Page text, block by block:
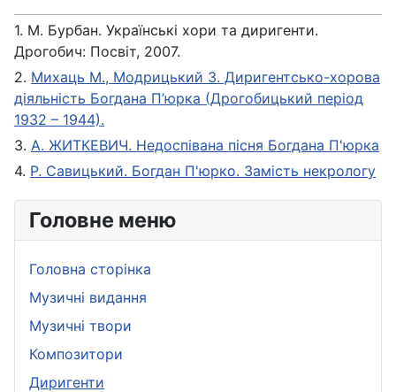
Головне меню
Головна сторінка
Музичні видання
Музичні твори
Композитори
Диригенти
1. М. Бурбан. Українські хори та диригенти.
Дрогобич: Посвіт, 2007.
2. Михаць М., Модрицький З. Диригентсько-хорова
діяльність Богдана П’юрка (Дрогобицький період
1932 – 1944).
3. А. ЖИТКЕВИЧ. Недоспівана пісня Богдана П'юрка
4. Р. Савицький. Богдан П'юрко. Замість некрологу